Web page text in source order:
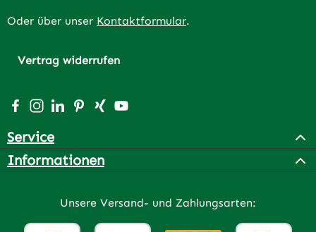
Oder über unser Kontaktformular.
Vertrag widerrufen
Besuche uns auf Facebook – öffnet in neuem Tab
Schau auf Instagram vorbei – öffnet in neuem Tab
Vernetze dich mit uns auf LinkedIn – öffnet in
Lass dich auf Pinterest inspirieren – öffnet
Vernetze dich mit uns auf Xing – öffnet
Sieh dir unsere Videos auf YouTube
Service
Informationen
Unsere Versand- und Zahlungsarten: